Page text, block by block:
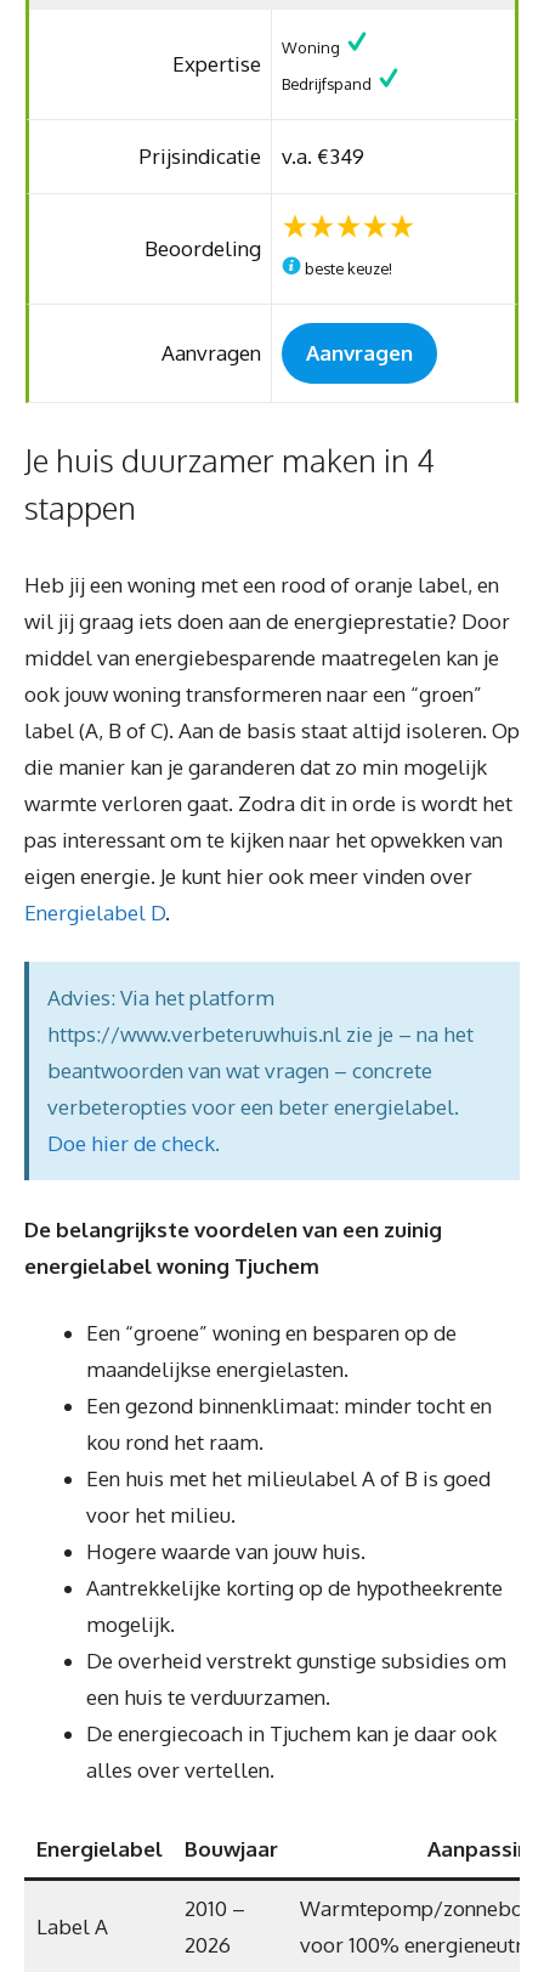
Expertise
Woning
Bedrijfspand
Prijsindicatie v.a. €349
Beoordeling
beste keuze!
Aanvragen Aanvragen
Je huis duurzamer maken in 4
stappen
Heb jij een woning met een rood of oranje label, en
wil jij graag iets doen aan de energieprestatie? Door
middel van energiebesparende maatregelen kan je
ook jouw woning transformeren naar een “groen”
label (A, B of C). Aan de basis staat altijd isoleren. Op
die manier kan je garanderen dat zo min mogelijk
warmte verloren gaat. Zodra dit in orde is wordt het
pas interessant om te kijken naar het opwekken van
eigen energie. Je kunt hier ook meer vinden over
Energielabel D.
Advies: Via het platform
https://www.verbeteruwhuis.nl zie je – na het
beantwoorden van wat vragen – concrete
verbeteropties voor een beter energielabel.
Doe hier de check.
De belangrijkste voordelen van een zuinig
energielabel woning Tjuchem
Een “groene” woning en besparen op de
maandelijkse energielasten.
Een gezond binnenklimaat: minder tocht en
kou rond het raam.
Een huis met het milieulabel A of B is goed
voor het milieu.
Hogere waarde van jouw huis.
Aantrekkelijke korting op de hypotheekrente
mogelijk.
De overheid verstrekt gunstige subsidies om
een huis te verduurzamen.
De energiecoach in Tjuchem kan je daar ook
alles over vertellen.
Energielabel Bouwjaar
Label A
2010 –
2026
Warmtepomp/
voor 100%